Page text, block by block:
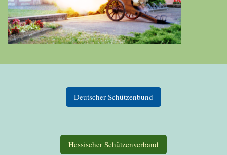
Deutscher Schützenbund
Hessischer Schützenverband